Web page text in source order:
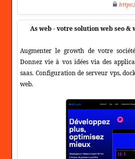
https
As web - votre solution web seo &
Augmenter le growth de votre
Donnez vie à vos idées via des
saas. Configuration de serveur vps,
web.